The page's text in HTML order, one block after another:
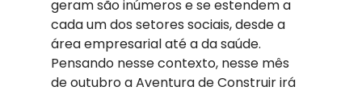
geram são inúmeros e se estendem a
cada um dos setores sociais, desde a
área empresarial até a da saúde.
Pensando nesse contexto, nesse mês
de outubro a Aventura de Construir irá